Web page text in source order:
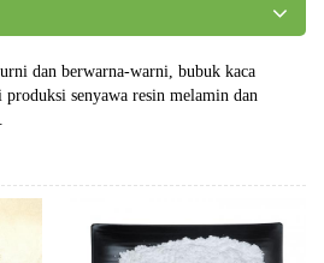
dan berwarna-warni, bubuk kaca
senyawa resin melamin dan